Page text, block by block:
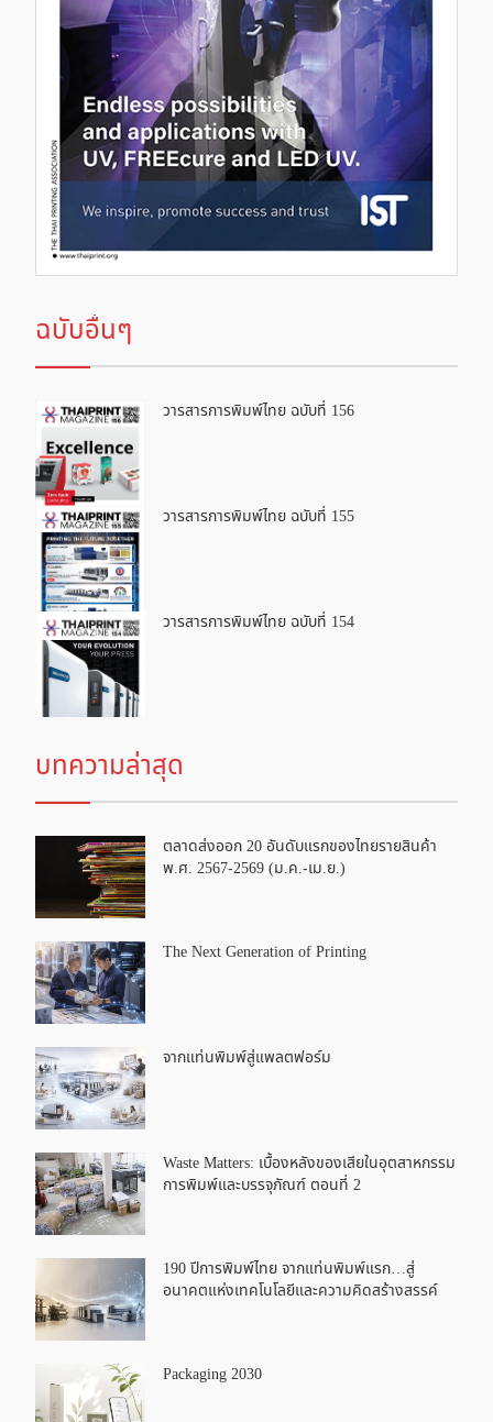
ฉบับอื่นๆ
วารสารการพิมพ์ไทย ฉบับที่ 156
วารสารการพิมพ์ไทย ฉบับที่ 155
วารสารการพิมพ์ไทย ฉบับที่ 154
บทความล่าสุด
ตลาดส่งออก 20 อันดับแรกของไทยรายสินค้า
พ.ศ. 2567-2569 (ม.ค.-เม.ย.)
The Next Generation of Printing
จากแท่นพิมพ์สู่แพลตฟอร์ม
Waste Matters: เบื้องหลังของเสียในอุตสาหกรรม
การพิมพ์และบรรจุภัณฑ์ ตอนที่ 2
190 ปีการพิมพ์ไทย จากแท่นพิมพ์แรก…สู่
อนาคตแห่งเทคโนโลยีและความคิดสร้างสรรค์
Packaging 2030